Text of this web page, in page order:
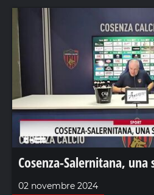
Cosenza-Salernitana,
02 novembre 2024